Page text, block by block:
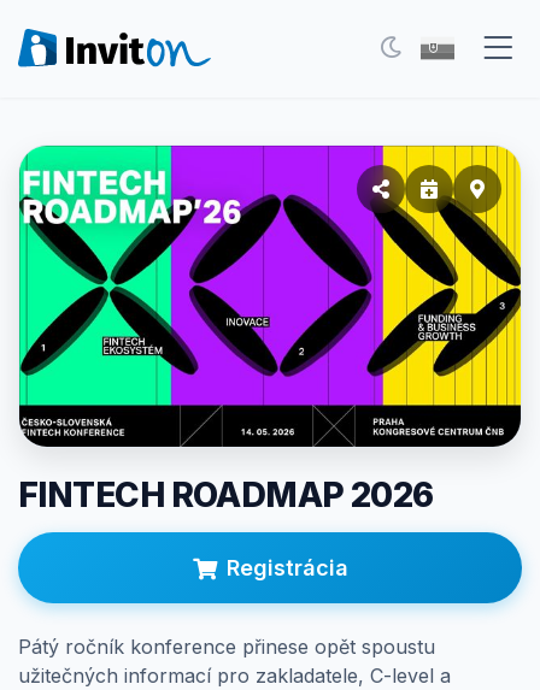
Eventy
Blog
FAQ
Moje vstupenky
Kontakt
O nás
Prepnúť na tmavý režim
Prihlásenie
FINTECH ROADMAP 2026
Registrácia
Pátý ročník konference přinese opět spoustu
užitečných informací pro zakladatele, C-level a